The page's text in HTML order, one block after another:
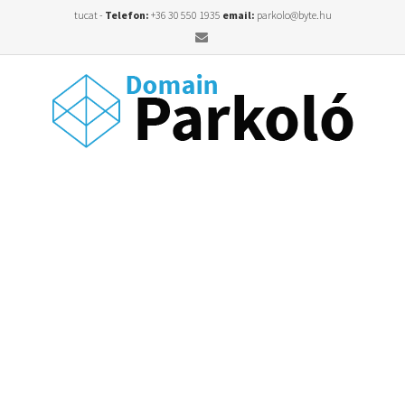
tucat - Telefon: +36 30 550 1935 email: parkolo@byte.hu
Email